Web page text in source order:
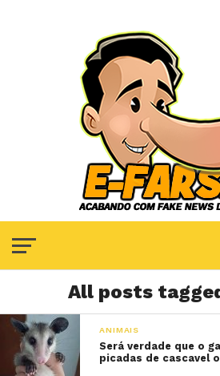
All posts
ANIMAIS
Será verdade que o
picadas de cascavel